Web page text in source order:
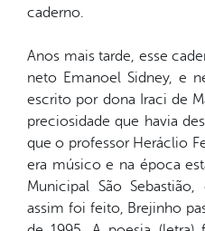
caderno.
Anos mais tarde, esse
neto Emanoel Sidney, e
escrito por dona Iraci de
preciosidade que havia
que o professor Heráclio
era músico e na época
Municipal São
assim foi feito, Brejinho